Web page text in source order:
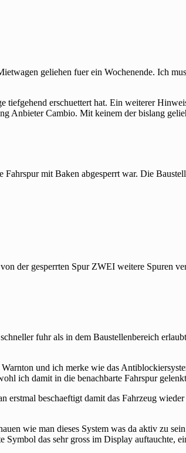
geliehen fuer ein Wochenende. Ich
tiefgehend erschuettert hat. Ein weiterer
Anbieter Cambio. Mit keinem der bislang
mit Baken abgesperrt war. Die
der gesperrten Spur ZWEI weitere Spuren
fuhr als in dem Baustellenbereich
und ich merke wie das
ich damit in die benachbarte Fahrspur
erstmal beschaeftigt damit das Fahrzeug
wie man dieses System was da aktiv zu
Symbol das sehr gross im Display auftauchte,